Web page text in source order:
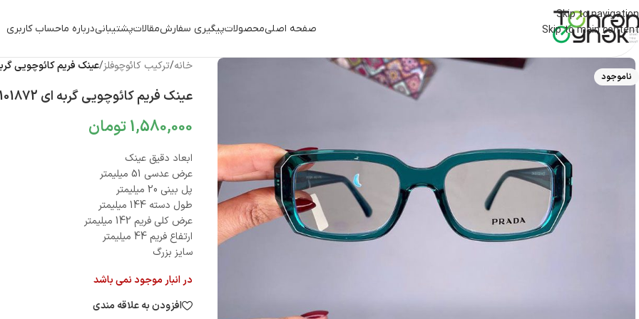
Skip to navigation
Skip to main content
صفحه اصلیمحصولاتپیگیری سفارشمقالاتپشتیبانیدرباره ماحساب کاربری
ناموجود
خانه/ترکیب کائوچوفلز/عینک فریم کائوچویی گربه ای
عینک فریم کائوچویی گربه ای 010101872
1,580,000تومان
ابعاد دقیق عینک
عرض عدسی 51 میلیمتر
پل بینی 20 میلیمتر
طول دسته 144 میلیمتر
عرض کلی فریم 142 میلیمتر
ارتفاع فریم 44 میلیمتر
سایز بزرگ
در انبار موجود نمی باشد
افزودن به علاقه مندی